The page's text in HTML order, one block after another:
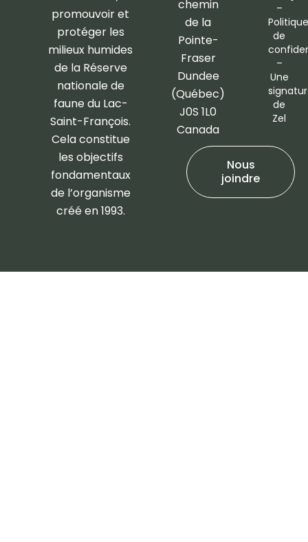
f
chemin
de la
Pointe-
Fraser
Dundee
(Québec)
J0S 1L0
Canada
Nous
joindre
promouvoir et
protéger les
milieux humides
de la Réserve
nationale de
faune du Lac-
Saint-François.
Cela constitue
les objectifs
fondamentaux
de l’organisme
créé en 1993.
–
Politique
de
–
Une
de
Zel